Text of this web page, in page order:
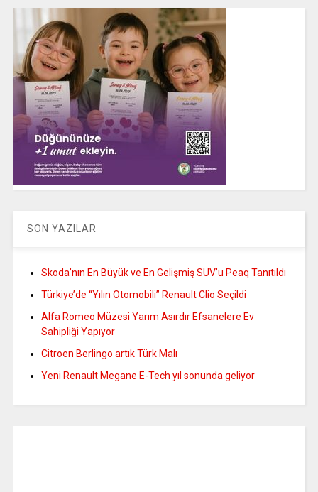
SON YAZILAR
Skoda’nın En Büyük ve En Gelişmiş SUV’u Peaq Tanıtıldı
Türkiye’de “Yılın Otomobili” Renault Clio Seçildi
Alfa Romeo Müzesi Yarım Asırdır Efsanelere Ev
Sahipliği Yapıyor
Citroen Berlingo artık Türk Malı
Yeni Renault Megane E-Tech yıl sonunda geliyor